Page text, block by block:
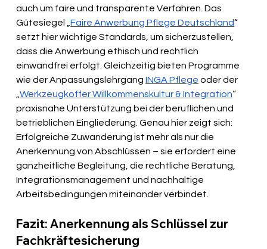
auch um faire und transparente Verfahren. Das
Gütesiegel „Faire Anwerbung Pflege Deutschland“
setzt hier wichtige Standards, um sicherzustellen,
dass die Anwerbung ethisch und rechtlich
einwandfrei erfolgt. Gleichzeitig bieten Programme
wie der Anpassungslehrgang INGA Pflege oder der
„Werkzeugkoffer Willkommenskultur & Integration“
praxisnahe Unterstützung bei der beruflichen und
betrieblichen Eingliederung. Genau hier zeigt sich:
Erfolgreiche Zuwanderung ist mehr als nur die
Anerkennung von Abschlüssen – sie erfordert eine
ganzheitliche Begleitung, die rechtliche Beratung,
Integrationsmanagement und nachhaltige
Arbeitsbedingungen miteinander verbindet.
Fazit: Anerkennung als Schlüssel zur
Fachkräftesicherung